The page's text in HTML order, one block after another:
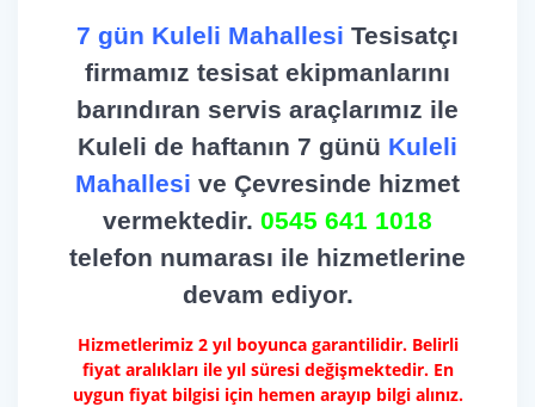
7 gün Kuleli Mahallesi Tesisatçı
firmamız tesisat ekipmanlarını
barındıran servis araçlarımız ile
Kuleli de haftanın 7 günü Kuleli
Mahallesi ve Çevresinde hizmet
vermektedir. 0545 641 1018
telefon numarası ile hizmetlerine
devam ediyor.
Hizmetlerimiz 2 yıl boyunca garantilidir. Belirli
fiyat aralıkları ile yıl süresi değişmektedir. En
uygun fiyat bilgisi için hemen arayıp bilgi alınız.